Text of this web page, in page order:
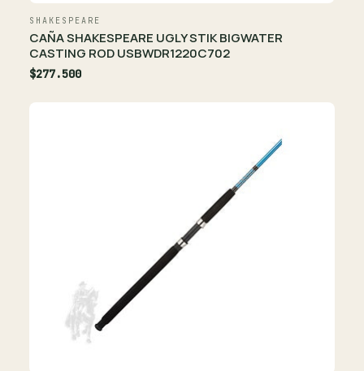
SHAKESPEARE
CAÑA SHAKESPEARE UGLY STIK BIGWATER
CASTING ROD USBWDR1220C702
$277.500